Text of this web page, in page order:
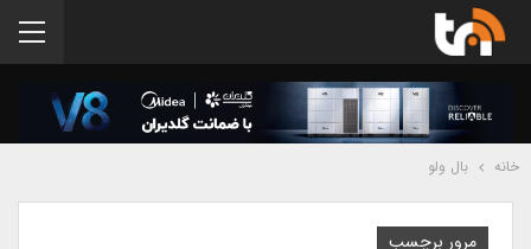
خانه بال ولو
مرور برچسب